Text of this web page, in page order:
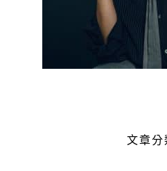
文章